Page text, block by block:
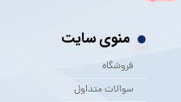
منوی سایت
فروشگاه
سوالات متداول